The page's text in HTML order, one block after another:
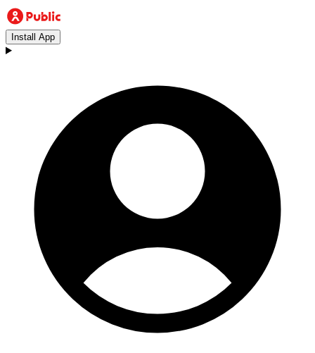
Install App